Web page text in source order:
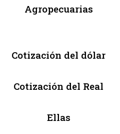
Agropecuarias
Cotización del dólar
Cotización del Real
Ellas